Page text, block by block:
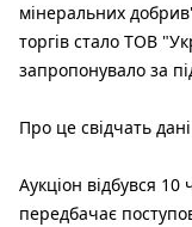
мінеральних
торгів стало ТОВ
запропонувало за
Про це свідчать
Аукціон відбувся
передбачає